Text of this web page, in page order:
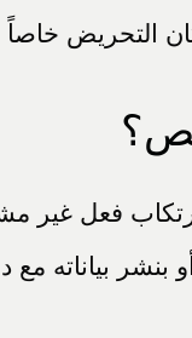
التحريض خاصاً أو
فعل
بنشر بياناته